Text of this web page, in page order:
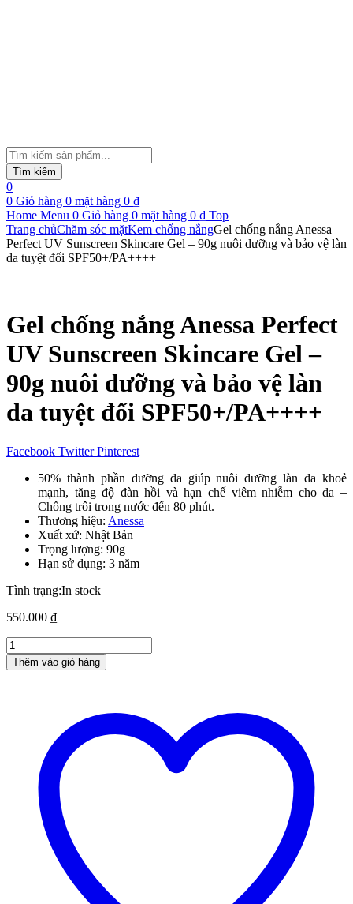
Tìm
kiếm
sản
phẩm
Tìm kiếm
0
0 Giỏ hàng 0 mặt hàng 0 ₫
Home Menu 0 Giỏ hàng 0 mặt hàng 0 ₫ Top
Trang chủChăm sóc mặtKem chống nắngGel chống nắng Anessa
Perfect UV Sunscreen Skincare Gel – 90g nuôi dưỡng và bảo vệ làn
da tuyệt đối SPF50+/PA++++
Gel chống nắng Anessa Perfect
UV Sunscreen Skincare Gel –
90g nuôi dưỡng và bảo vệ làn
da tuyệt đối SPF50+/PA++++
Facebook Twitter Pinterest
50% thành phần dưỡng da giúp nuôi dưỡng làn da khoẻ
mạnh, tăng độ đàn hồi và hạn chế viêm nhiễm cho da –
Chống trôi trong nước đến 80 phút.
Thương hiệu: Anessa
Xuất xứ: Nhật Bản
Trọng lượng: 90g
Hạn sử dụng: 3 năm
Tình trạng:In stock
550.000 ₫
Gel
chống
nắng
Thêm vào giỏ hàng